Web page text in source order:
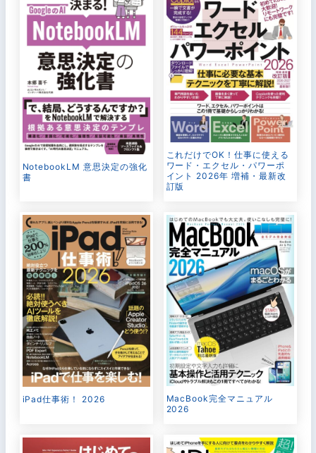
NotebookLM 意思決定の強化
書
これだけでOK！仕事に使える
ワード・エクセル・パワーポ
イント 2026年 増補・最新改
訂版
iPad仕事術！ 2026
MacBook完全マニュアル
2026